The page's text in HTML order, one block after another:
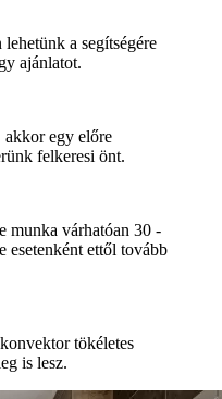
a segítségére
ajánlatot.
akkor egy előre
felkeresi önt.
munka várhatóan 30 -
esetenként ettől tovább
tökéletes
is lesz.